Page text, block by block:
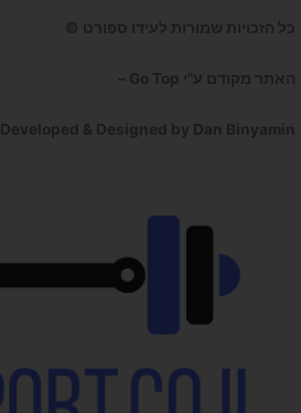
כל הזכויות שמורות לעידו ספורט ©
האתר מקודם ע"י Go Top –
Developed & Designed by Dan Binyamin